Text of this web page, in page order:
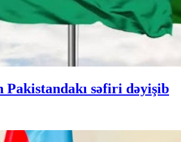
Pakistandakı səfiri dəyişib